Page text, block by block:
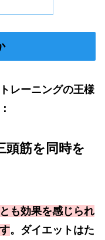
レーニングの王様
頭筋を 同時を
も効果を感じられ
。ダイエットはた